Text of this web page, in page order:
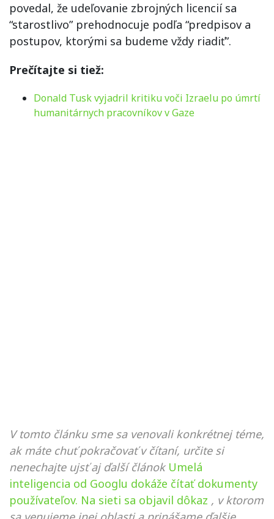
povedal, že udeľovanie zbrojných licencií sa
“starostlivo” prehodnocuje podľa “predpisov a
postupov, ktorými sa budeme vždy riadiť”.
Prečítajte si tiež:
Donald Tusk vyjadril kritiku voči Izraelu po úmrtí
humanitárnych pracovníkov v Gaze
V tomto článku sme sa venovali konkrétnej téme,
ak máte chuť pokračovať v čítaní, určite si
nenechajte ujsť aj ďalší článok Umelá
inteligencia od Googlu dokáže čítať dokumenty
používateľov. Na sieti sa objavil dôkaz , v ktorom